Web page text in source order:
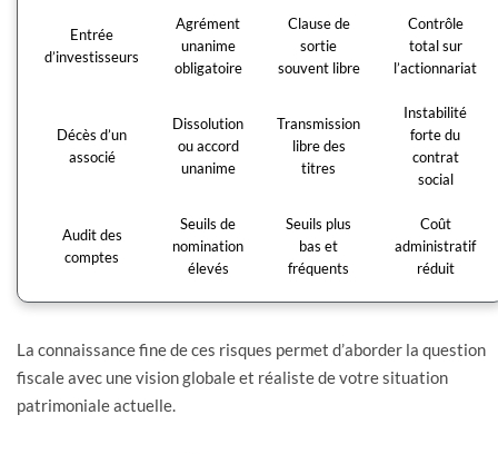
Entrée
d’investisseurs
Agrément
unanime
obligatoire
Clause de
sortie
souvent libre
Contrôle
total sur
l’actionnariat
Décès d’un
associé
Dissolution
ou accord
unanime
Transmission
libre des
titres
Instabilité
forte du
contrat
social
Audit des
comptes
Seuils de
nomination
élevés
Seuils plus
bas et
fréquents
Coût
administratif
réduit
La connaissance fine de ces risques permet d’aborder la question
fiscale avec une vision globale et réaliste de votre situation
patrimoniale actuelle.